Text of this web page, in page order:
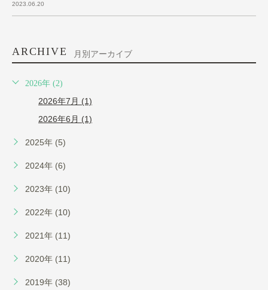
2023.06.20
ARCHIVE 月別アーカイブ
2026年 (2)
2026年7月 (1)
2026年6月 (1)
2025年 (5)
2024年 (6)
2023年 (10)
2022年 (10)
2021年 (11)
2020年 (11)
2019年 (38)